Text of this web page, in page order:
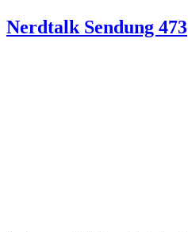
Nerdtalk Sendung 473